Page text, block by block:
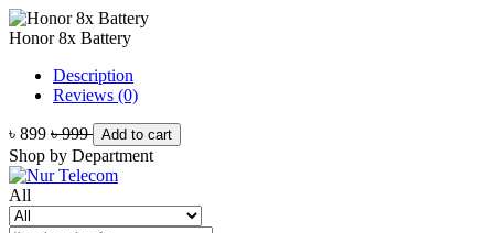
Honor 8x Battery
Description
Reviews (0)
৳ 899 ৳ 999 Add to cart
Shop by Department
All